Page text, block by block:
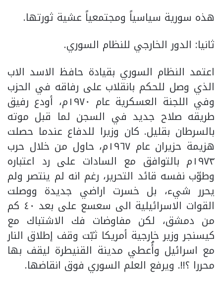
هذه سورية سياسياً ومجتمعياً عشية ثورتها.
ثانيا: الدور الخارجي للنظام السوري.
اعتمد النظام السوري بقيادة حافظ الاسد الاب
الذي وصل للحكم بانقلاب على رفاقه في الحزب
وفي اللجنة العسكرية عام ١٩٧٠م، أودع رفيق
طريقه صلاح جديد في السجن لما قبل موته
بالسرطان بقليل. كان وزيرا للدفاع عندما حصلت
هزيمة حزيران عام ١٩٦٧م، حاول من خلال حرب
١٩٧٣م بالتوافق مع السادات على رد اعتباره
وطوّب نفسه قائد التحرير، رغم انه لم ينتصر ولم
يحرر شيء، بل خسرت اراضي جديدة ووصلت
القوات الاسرائيلية الى سعسع على بعد ٤٠ كم
من دمشق، لكن مفاوضات فك الاشتباك مع
كيسنجر وزير خارجية أمريكا ثبّت وقف إطلاق النار
مع اسرائيل وأُعطي مدينة القنيطرة ليقف بها
محررا ؟!!. ويرفع العلم السوري فوق انقاضها.